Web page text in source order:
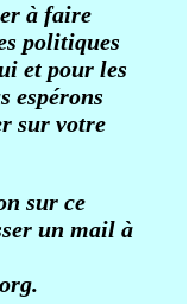
à faire
politiques
et pour les
espérons
sur votre
sur ce
un mail à